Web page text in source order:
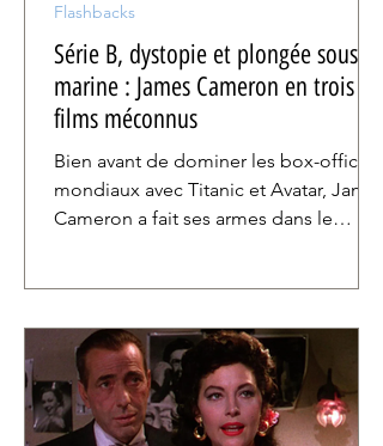
Série B, dystopie et plongée sous-
marine : James Cameron en trois
films méconnus
Bien avant de dominer les box-offices
mondiaux avec Titanic et Avatar, James
Cameron a fait ses armes dans le
retour sur trois œuvres moins connues
de sa carrière.
Flashbacks